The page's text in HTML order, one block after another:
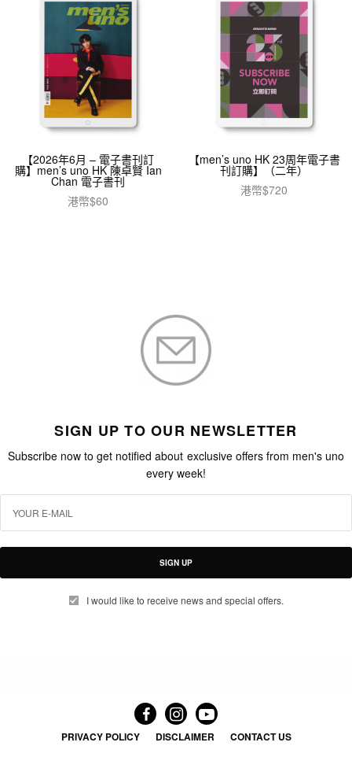
【2026年6月 – 電子書刊訂
購】men’s uno HK 陳卓賢 Ian
Chan 電子書刊
港幣$60
【men’s uno HK 23周年電子書
刊訂購】（二年）
港幣$720
SIGN UP TO OUR NEWSLETTER
Subscribe now to get notified about exclusive offers from men's uno
every week!
SIGN UP
I would like to receive news and special offers.
PRIVACY POLICY DISCLAIMER CONTACT US